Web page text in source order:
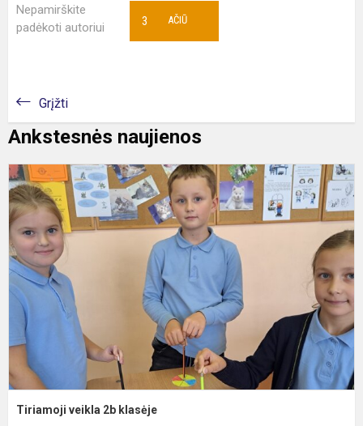
Nepamirškite
padėkoti autoriui
AČIŪ
3
Grįžti
Ankstesnės naujienos
Tiriamoji veikla 2b klasėje